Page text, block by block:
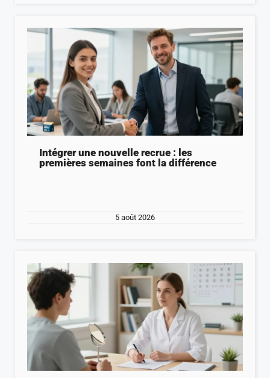
Intégrer une nouvelle recrue : les
premières semaines font la différence
5 août 2026